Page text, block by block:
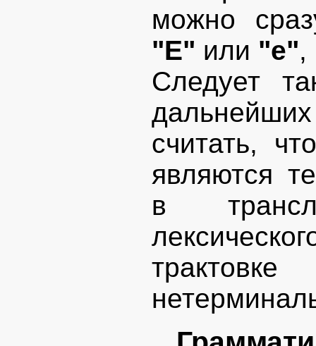
можно
"E" или "e",
Следует
считать,
являются
в